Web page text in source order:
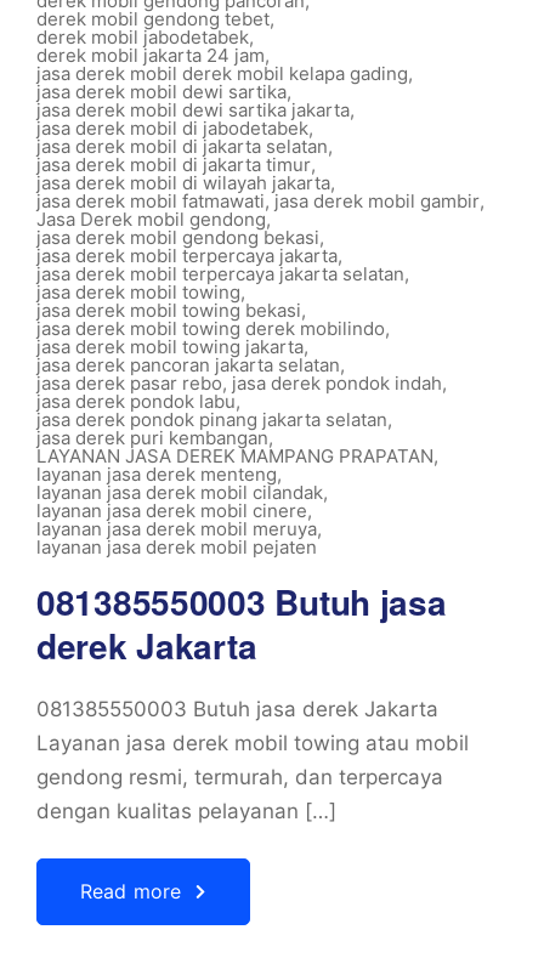
derek mobil gendong tebet,
derek mobil jabodetabek,
derek mobil jakarta 24 jam,
jasa derek mobil derek mobil kelapa gading,
jasa derek mobil dewi sartika,
jasa derek mobil dewi sartika jakarta,
jasa derek mobil di jabodetabek,
jasa derek mobil di jakarta selatan,
jasa derek mobil di jakarta timur,
jasa derek mobil di wilayah jakarta,
jasa derek mobil fatmawati,jasa derek mobil gambir,
Jasa Derek mobil gendong,
jasa derek mobil gendong bekasi,
jasa derek mobil terpercaya jakarta,
jasa derek mobil terpercaya jakarta selatan,
jasa derek mobil towing,
jasa derek mobil towing bekasi,
jasa derek mobil towing derek mobilindo,
jasa derek mobil towing jakarta,
jasa derek pancoran jakarta selatan,
jasa derek pasar rebo, jasa derek pondok indah,
jasa derek pondok labu,
jasa derek pondok pinang jakarta selatan,
jasa derek puri kembangan,
LAYANAN JASA DEREK MAMPANG PRAPATAN,
layanan jasa derek menteng,
layanan jasa derek mobil cilandak,
layanan jasa derek mobil cinere,
layanan jasa derek mobil meruya,
layanan jasa derek mobil pejaten
081385550003 Butuh jasa
derek Jakarta
081385550003 Butuh jasa derek Jakarta
Layanan jasa derek mobil towing atau mobil
gendong resmi, termurah, dan terpercaya
dengan kualitas pelayanan […]
Read more